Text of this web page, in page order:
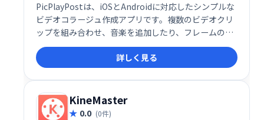
PicPlayPostは、iOSとAndroidに対応したシンプルな
ビデオコラージュ作成アプリです。複数のビデオクリ
ップを組み合わせ、音楽を追加したり、フレームのデ
ザインをカスタマイズしたりできます。直感的な操作
で、魅力的なビデオコラージュを簡単に作成可能。ナ
レーション付きビデオ制作にも最適です。
詳しく見る
KineMaster
0.0 (0件)